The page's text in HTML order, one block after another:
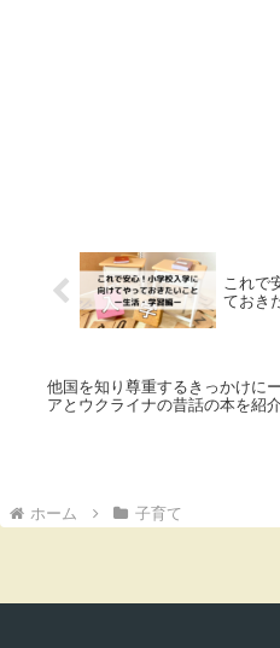
これで
ておき
他国を知り尊重するきっかけに
アとウクライナの昔話の本を紹
ホーム 子育て